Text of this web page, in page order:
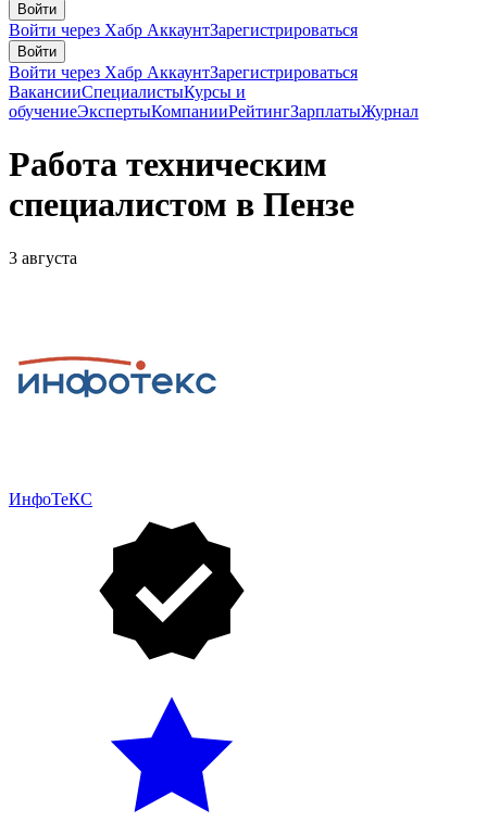
Войти
Войти через Хабр АккаунтЗарегистрироваться
Войти
Войти через Хабр АккаунтЗарегистрироваться
ВакансииСпециалистыКурсы и
обучениеЭкспертыКомпанииРейтингЗарплатыЖурнал
Работа техническим
специалистом в Пензе
3 августа
ИнфоТеКС